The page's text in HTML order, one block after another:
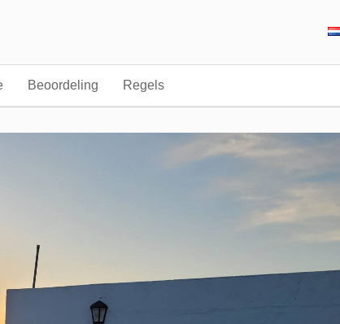
Beoordeling Regels